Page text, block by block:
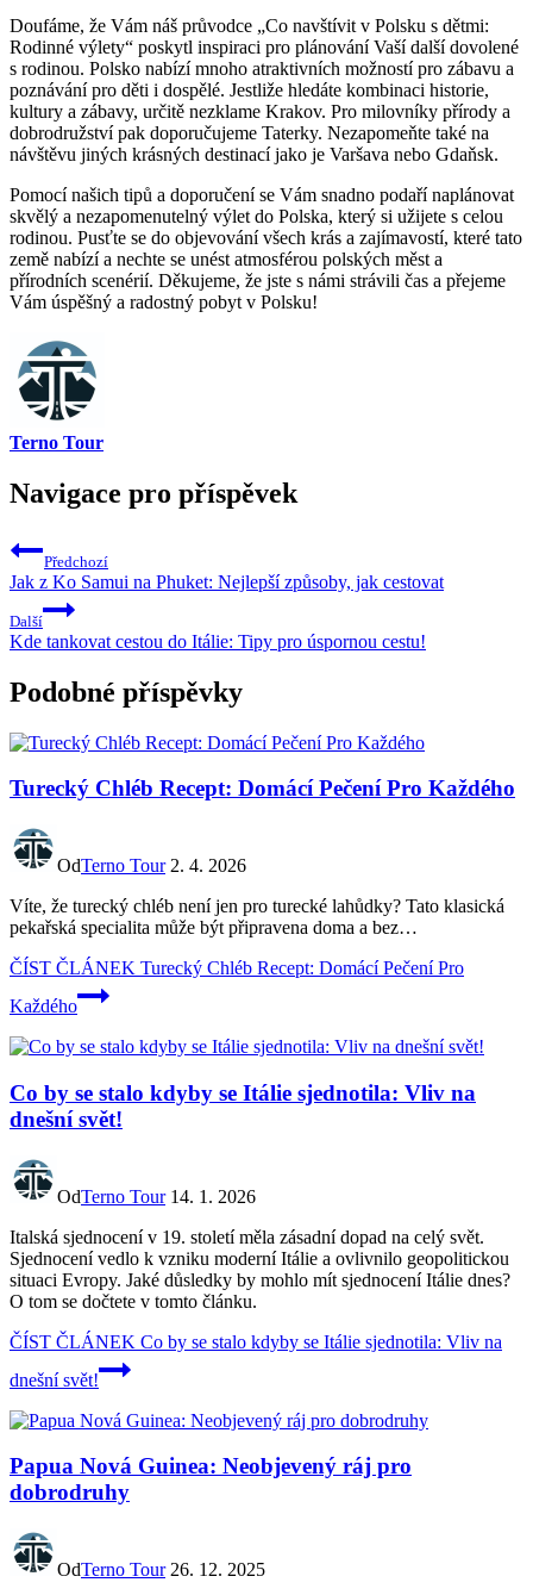
Doufáme, že Vám náš průvodce „Co navštívit v Polsku s dětmi:
Rodinné výlety“ poskytl inspiraci pro plánování Vaší další dovolené
s rodinou. Polsko nabízí mnoho atraktivních možností pro zábavu a
poznávání pro děti i dospělé. Jestliže hledáte kombinaci historie,
kultury a zábavy, určitě nezklame Krakov. Pro milovníky přírody a
dobrodružství pak doporučujeme Taterky. Nezapomeňte také na
návštěvu jiných krásných destinací jako je Varšava nebo Gdaňsk.
Pomocí našich tipů a doporučení se Vám snadno podaří naplánovat
skvělý a nezapomenutelný výlet do Polska, který si užijete s celou
rodinou. Pusťte se do objevování všech krás a zajímavostí, které tato
země nabízí a nechte se unést atmosférou polských měst a
přírodních scenérií. Děkujeme, že jste s námi strávili čas a přejeme
Vám úspěšný a radostný pobyt v Polsku!
Terno Tour
Navigace pro příspěvek
Předchozí
Jak z Ko Samui na Phuket: Nejlepší způsoby, jak cestovat
Další
Kde tankovat cestou do Itálie: Tipy pro úspornou cestu!
Podobné příspěvky
Turecký Chléb Recept: Domácí Pečení Pro Každého
OdTerno Tour 2. 4. 2026
Víte, že turecký chléb není jen pro turecké lahůdky? Tato klasická
pekařská specialita může být připravena doma a bez…
ČÍST ČLÁNEK Turecký Chléb Recept: Domácí Pečení Pro
Každého
Co by se stalo kdyby se Itálie sjednotila: Vliv na
dnešní svět!
OdTerno Tour 14. 1. 2026
Italská sjednocení v 19. století měla zásadní dopad na celý svět.
Sjednocení vedlo k vzniku moderní Itálie a ovlivnilo geopolitickou
situaci Evropy. Jaké důsledky by mohlo mít sjednocení Itálie dnes?
O tom se dočtete v tomto článku.
ČÍST ČLÁNEK Co by se stalo kdyby se Itálie sjednotila: Vliv na
dnešní svět!
Papua Nová Guinea: Neobjevený ráj pro
dobrodruhy
OdTerno Tour 26. 12. 2025